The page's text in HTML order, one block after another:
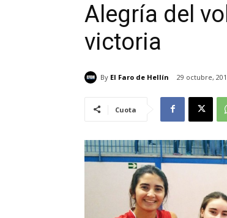
Alegría del
victoria
By El Faro de Hellín 29 octubre,
Cuota